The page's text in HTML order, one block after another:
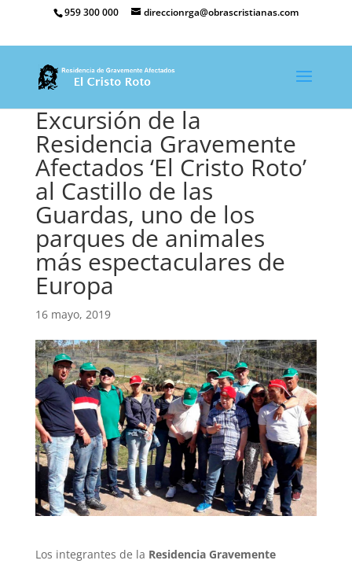
959 300 000 direccionrga@obrascristianas.com
Excursión de la
Residencia Gravemente
Afectados ‘El Cristo Roto’
al Castillo de las
Guardas, uno de los
parques de animales
más espectaculares de
Europa
16 mayo, 2019
Los integrantes de la Residencia Gravemente